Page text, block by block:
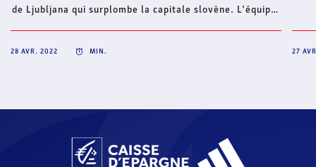
de Ljubljana qui surplombe la capitale slovène. L’équipe
du Nord, ainsi que les Pays-Bas et la Roumanie.
28 AVR. 2022 MIN. 27